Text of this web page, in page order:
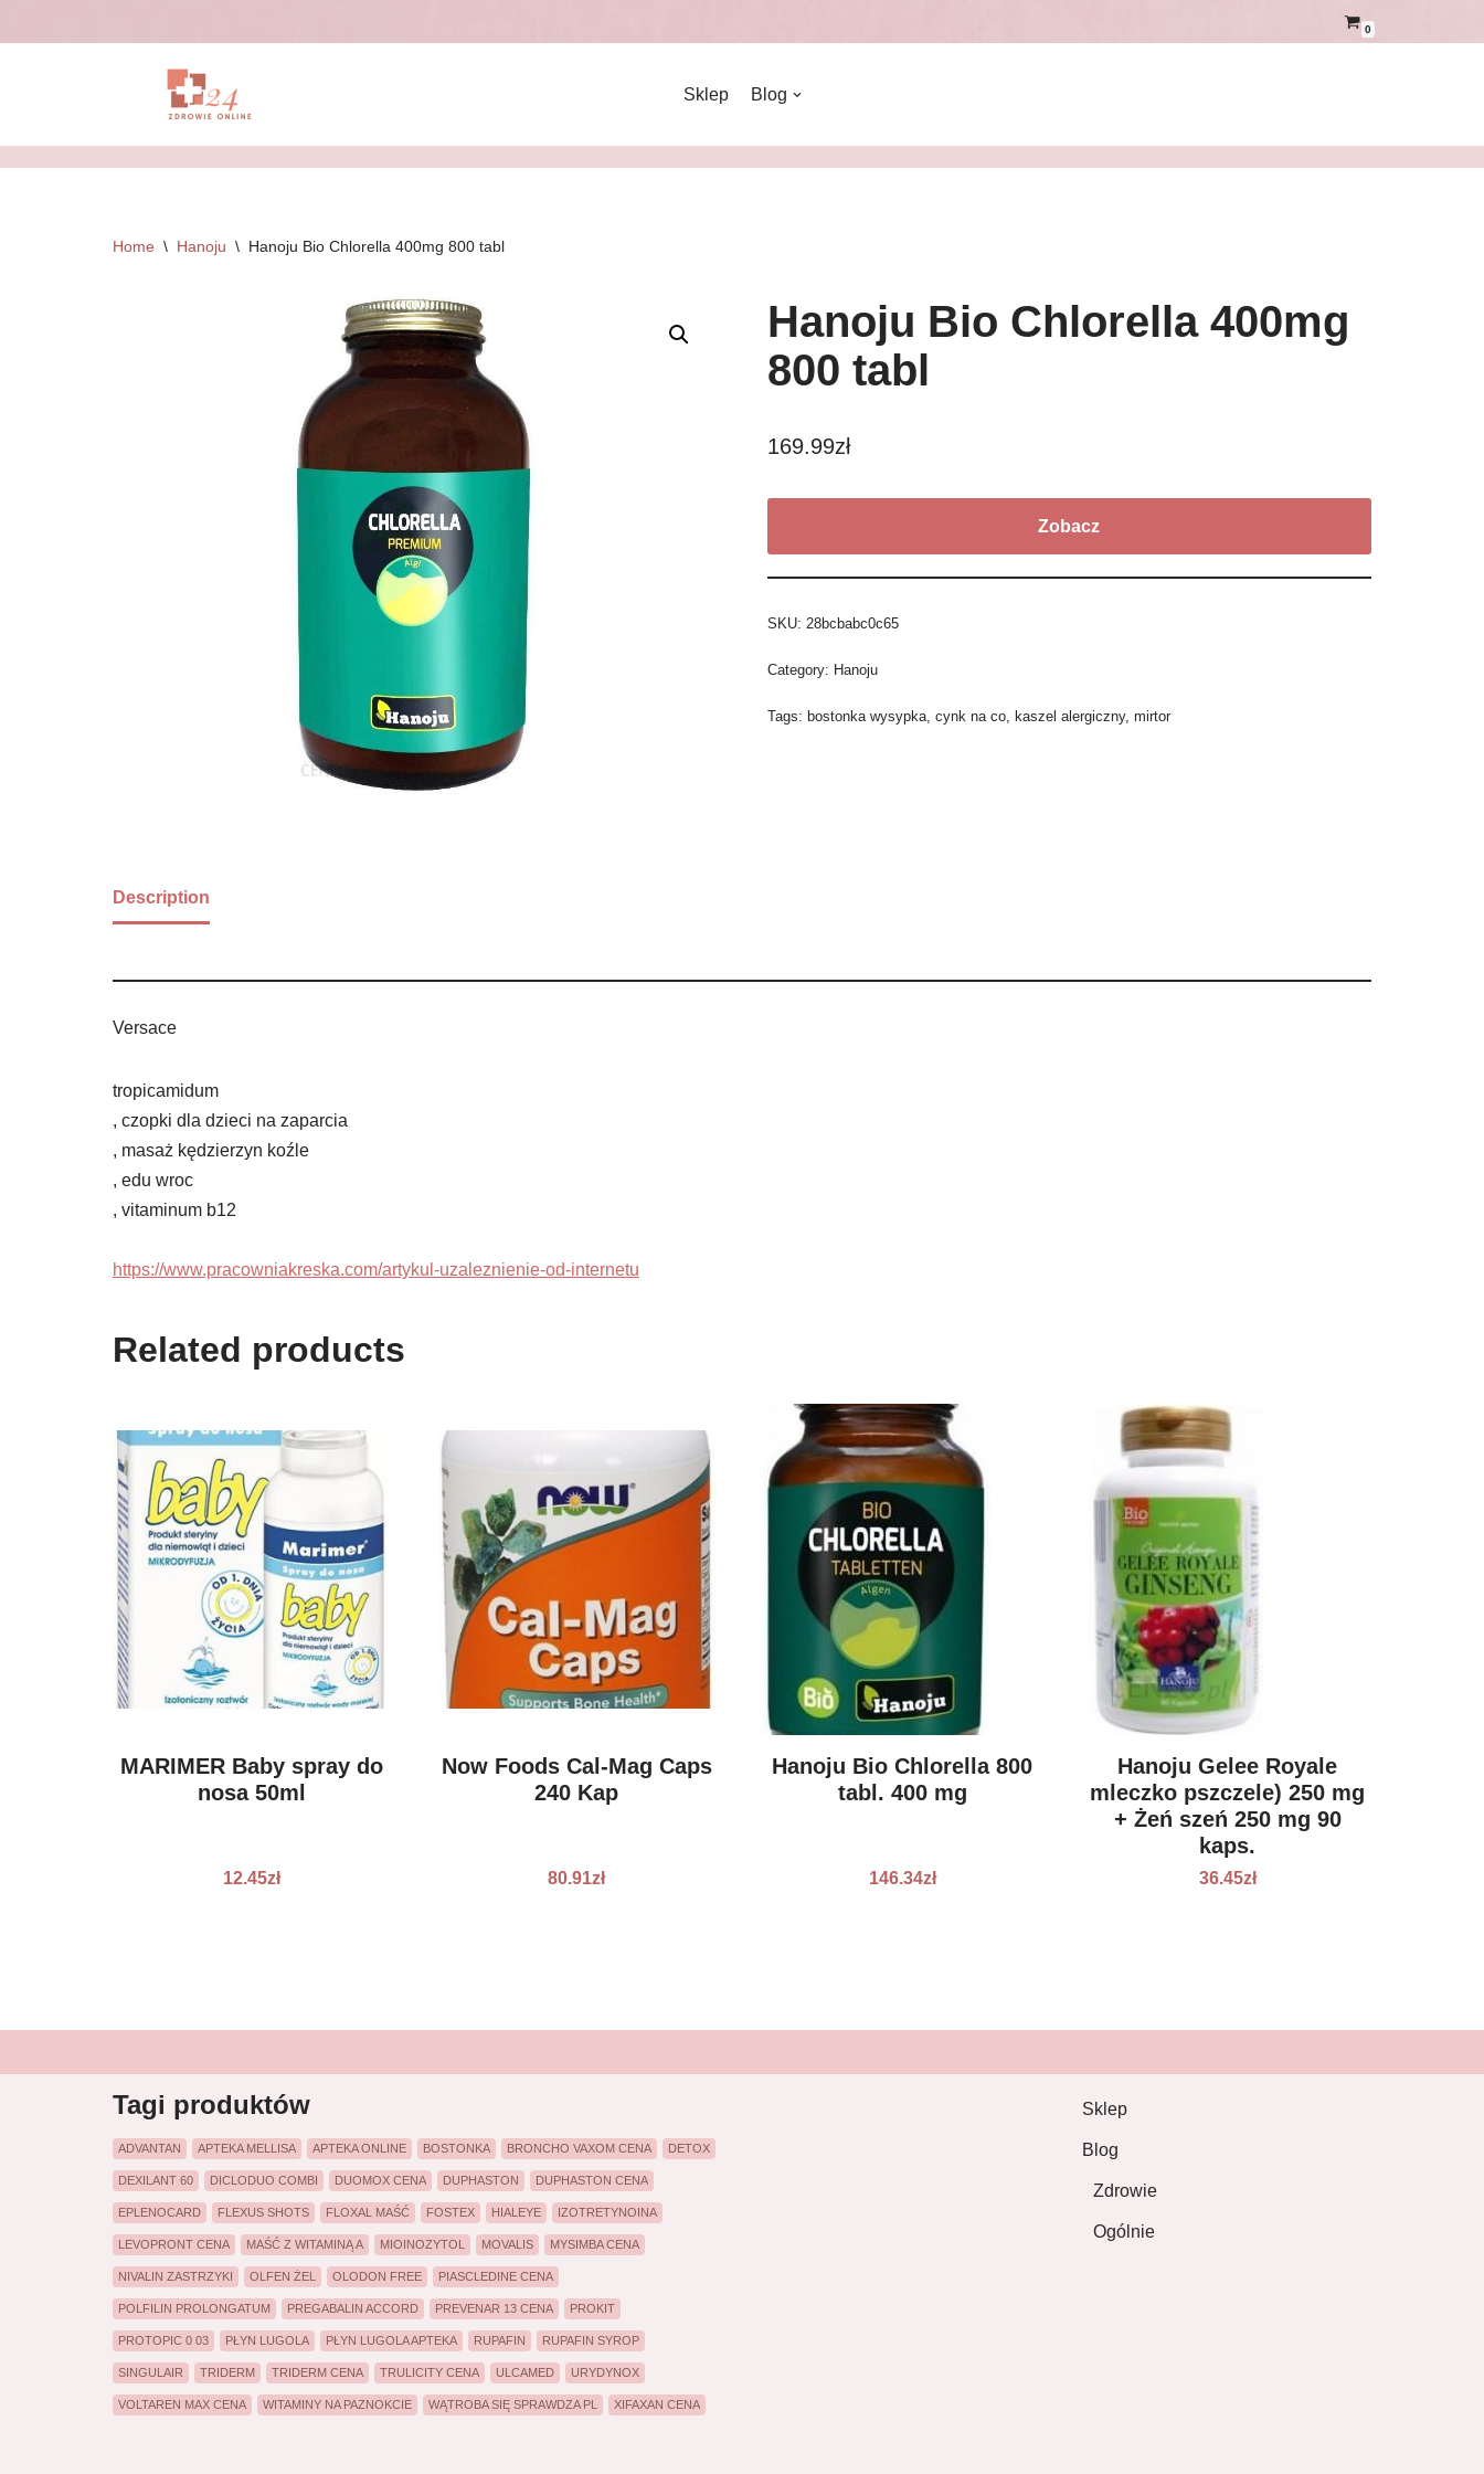
0
Sklep Blog
Home \ Hanoju \ Hanoju Bio Chlorella 400mg 800 tabl
Hanoju Bio Chlorella 400mg
800 tabl
169.99zł
Zobacz
SKU: 28bcbabc0c65
Category: Hanoju
Tags: bostonka wysypka, cynk na co, kaszel alergiczny, mirtor
Description
Versace
tropicamidum
, czopki dla dzieci na zaparcia
, masaż kędzierzyn koźle
, edu wroc
, vitaminum b12
https://www.pracowniakreska.com/artykul-uzaleznienie-od-internetu
Related products
MARIMER Baby spray do
nosa 50ml
12.45zł
Now Foods Cal-Mag Caps
240 Kap
80.91zł
Hanoju Bio Chlorella 800
tabl. 400 mg
146.34zł
Hanoju Gelee Royale
mleczko pszczele) 250 mg
+ Żeń szeń 250 mg 90
kaps.
36.45zł
Tagi produktów
ADVANTAN APTEKA MELLISA APTEKA ONLINE BOSTONKA BRONCHO VAXOM CENA DETOX
DEXILANT 60 DICLODUO COMBI DUOMOX CENA DUPHASTON DUPHASTON CENA
EPLENOCARD FLEXUS SHOTS FLOXAL MAŚĆ FOSTEX HIALEYE IZOTRETYNOINA
LEVOPRONT CENA MAŚĆ Z WITAMINĄ A MIOINOZYTOL MOVALIS MYSIMBA CENA
NIVALIN ZASTRZYKI OLFEN ŻEL OLODON FREE PIASCLEDINE CENA
POLFILIN PROLONGATUM PREGABALIN ACCORD PREVENAR 13 CENA PROKIT
PROTOPIC 0 03 PŁYN LUGOLA PŁYN LUGOLA APTEKA RUPAFIN RUPAFIN SYROP
SINGULAIR TRIDERM TRIDERM CENA TRULICITY CENA ULCAMED URYDYNOX
VOLTAREN MAX CENA WITAMINY NA PAZNOKCIE WĄTROBA SIĘ SPRAWDZA PL XIFAXAN CENA
Sklep
Blog
Zdrowie
Ogólnie